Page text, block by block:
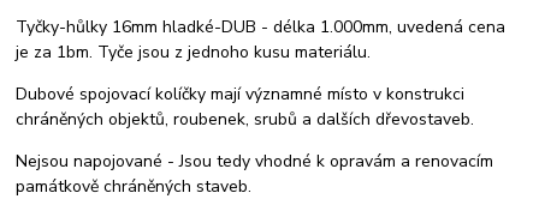
Tyčky-hůlky 16mm hladké-DUB - délka 1.000mm, uvedená cena
je za 1bm. Tyče jsou z jednoho kusu materiálu.
Dubové spojovací kolíčky mají významné místo v konstrukci
chráněných objektů, roubenek, srubů a dalších dřevostaveb.
Nejsou napojované - Jsou tedy vhodné k opravám a renovacím
památkově chráněných staveb.